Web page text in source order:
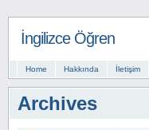
İngilizce Öğren
Home Hakkında İletişim
Archives